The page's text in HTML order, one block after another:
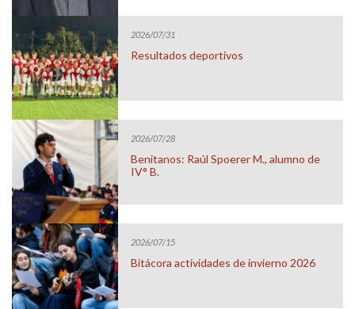
2026/07/31
Resultados deportivos
2026/07/28
Benitanos: Raúl Spoerer M., alumno de
IV° B.
2026/07/15
Bitácora actividades de invierno 2026